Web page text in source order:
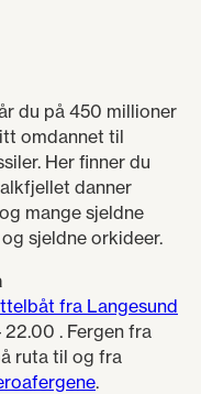
du på 450 millioner
omdannet til
Her finner du
danner
mange sjeldne
sjeldne orkideer.
fra Langesund
22.00 . Fergen fra
ruta til og fra
.